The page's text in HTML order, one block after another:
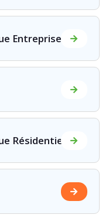
Entreprise
Résidentielle